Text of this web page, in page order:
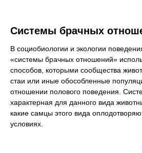
Системы брачных
В социобиологии и экологии
«системы брачных отношений»
способов, которыми сообщества
стаи или иные обособленные
отношении полового поведения.
характерная для данного вида
какие самцы этого вида
условиях.